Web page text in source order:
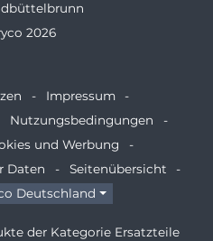
2026
Impressum
Nutzungsbedingungen
und Werbung
Daten
Seitenübersicht
Deutschland
der Kategorie Ersatzteile